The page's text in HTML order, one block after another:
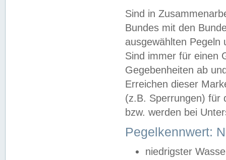
Sind in
Bundes mit den
ausgewählten
Sind immer für einen
Gegebenheiten ab
Erreichen dieser
(z.B. Sperrungen) für
bzw. werden bei
Pegelkennwert:
niedrigster